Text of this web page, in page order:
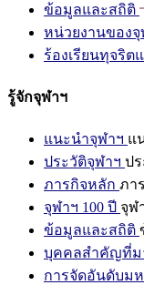
ข้อมูลและสถิติ
หน่วยงานของจุ
ร้องเรียนทุจริ
รู้จักจุฬาฯ
แนะนำจุฬาฯ แ
ประวัติจุฬาฯ ป
ภารกิจหลัก ภา
จุฬาฯ 100 ปี จุฬ
ข้อมูลและสถิติ
บุคคลสำคัญที่ม
การจัดอันดับม